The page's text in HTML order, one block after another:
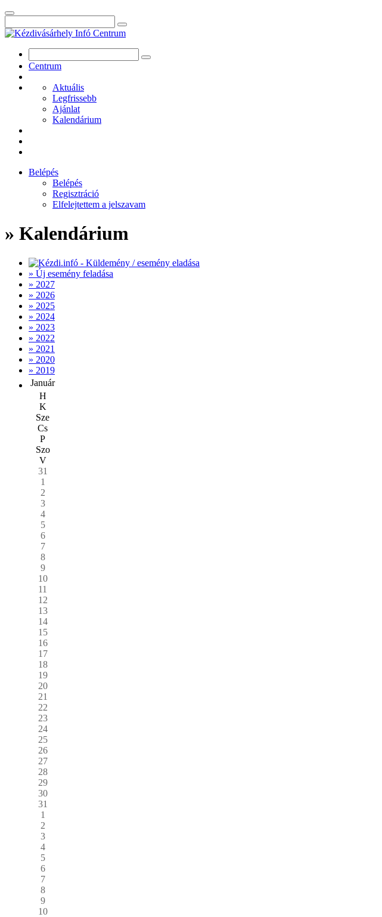
Centrum
Aktuális
Legfrissebb
Ajánlat
Kalendárium
Belépés
Belépés
Regisztráció
Elfelejtettem a jelszavam
» Kalendárium
» Új esemény feladása
» 2027
» 2026
» 2025
» 2024
» 2023
» 2022
» 2021
» 2020
» 2019
Január
H
K
Sze
Cs
P
Szo
V
31
1
2
3
4
5
6
7
8
9
10
11
12
13
14
15
16
17
18
19
20
21
22
23
24
25
26
27
28
29
30
31
1
2
3
4
5
6
7
8
9
10